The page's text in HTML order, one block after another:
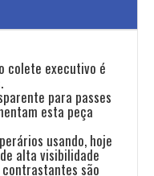
colete executivo é
para passes
esta peça
usando, hoje
alta visibilidade
são